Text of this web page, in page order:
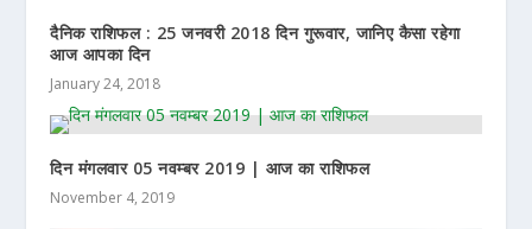
दैनिक राशिफल : 25 जनवरी 2018 दिन गुरूवार, जानिए कैसा रहेगा
आज आपका दिन
January 24, 2018
दिन मंगलवार 05 नवम्बर 2019 | आज का राशिफल
November 4, 2019